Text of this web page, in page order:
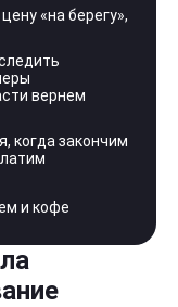
«на берегу»,
вернем
когда закончим
и кофе